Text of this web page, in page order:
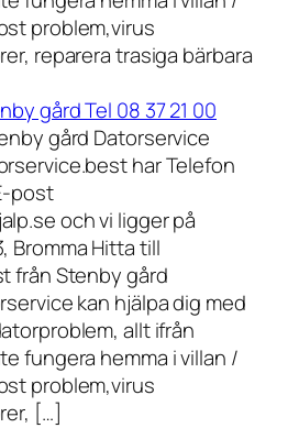
problem,virus
reparera trasiga bärbara
gård Tel 08 37 21 00
gård Datorservice
har Telefon
post
och vi ligger på
Bromma Hitta till
från Stenby gård
kan hjälpa dig med
allt ifrån
fungera hemma i villan /
problem,virus
[…]